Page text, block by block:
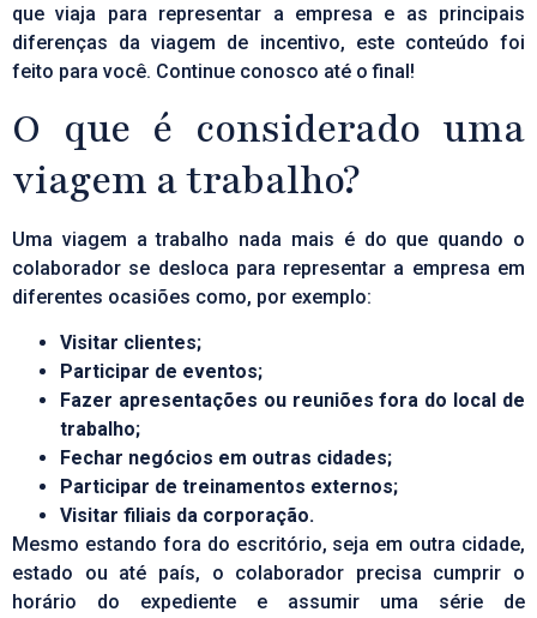
que viaja para representar a empresa e as principais
diferenças da viagem de incentivo, este conteúdo foi
feito para você. Continue conosco até o final!
O que é considerado uma
viagem a trabalho?
Uma viagem a trabalho nada mais é do que quando o
colaborador se desloca para representar a empresa em
diferentes ocasiões como, por exemplo:
Visitar clientes;
Participar de eventos;
Fazer apresentações ou reuniões fora do local de
trabalho;
Fechar negócios em outras cidades;
Participar de treinamentos externos;
Visitar filiais da corporação.
Mesmo estando fora do escritório, seja em outra cidade,
estado ou até país, o colaborador precisa cumprir o
horário do expediente e assumir uma série de